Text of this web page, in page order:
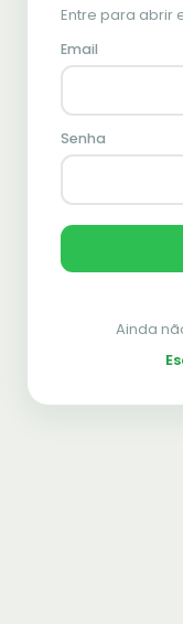
Entre para abrir
Email
Senha
Ainda